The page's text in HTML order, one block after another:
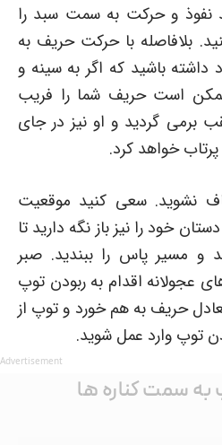
و حرکت به سمت سبد را
بلافاصله با حرکت حریف به
باشید که اگر به سینه و
است حریف شما را فریب
برمی گردید و او نیز در جای
خواهد کرد.
نشوید. سعی کنید موقعیت
خود را نیز باز نگه دارید تا
و مسیر پاس را ببندید. صبر
عجولانه اقدام به ربودن توپ
حریف به هم خورد و توپ از
توپ وارد عمل شوید.
Advertisement